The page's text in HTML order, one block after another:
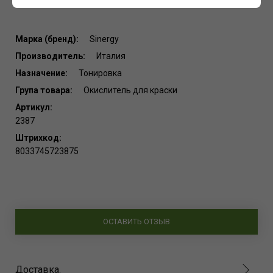
Марка (бренд):
Sinergy
Производитель:
Италия
Назначение:
Тонировка
Група товара:
Окислитель для краски
Артикул:
2387
Штрихкод:
8033745723875
ОСТАВИТЬ ОТЗЫВ
Доставка.